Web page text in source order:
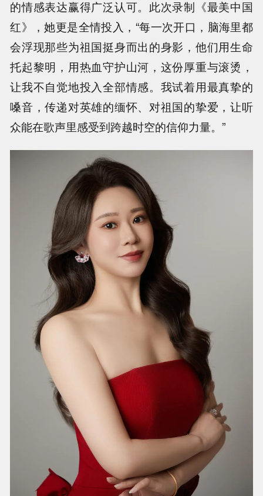
的情感表达赢得广泛认可。此次录制《最美中国
红》，她更是全情投入，“每一次开口，脑海里都
会浮现那些为祖国挺身而出的身影，他们用生命
托起黎明，用热血守护山河，这份厚重与滚烫，
让我不自觉地投入全部情感。我试着用最真挚的
嗓音，传递对英雄的缅怀、对祖国的挚爱，让听
众能在歌声里感受到跨越时空的信仰力量。”